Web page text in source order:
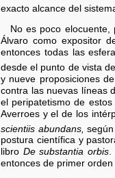
exacto alcance del
No es poco
Álvaro como expositor
entonces todas las
desde el punto de vista
y nueve proposiciones
contra las nuevas líneas
el peripatetismo de
Averroes y el de los
scientiis abundans,
postura científica y
libro De substantia orbis.
entonces de primer